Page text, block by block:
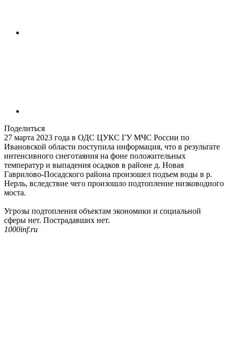
Поделиться
27 марта 2023 года в ОДС ЦУКС ГУ МЧС России по
Ивановской области поступила информация, что в результате
интенсивного снеготаяния на фоне положительных
температур и выпадения осадков в районе д. Новая
Гаврилово-Посадского района произошел подъем воды в р.
Нерль, вследствие чего произошло подтопление низководного
моста.
Угрозы подтопления объектам экономики и социальной
сферы нет. Пострадавших нет.
1000inf.ru